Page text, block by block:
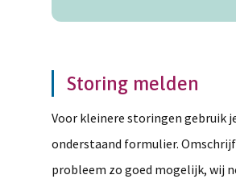
Storing melden
Voor kleinere storingen gebruik
onderstaand formulier.
probleem zo goed mogelijk, wij